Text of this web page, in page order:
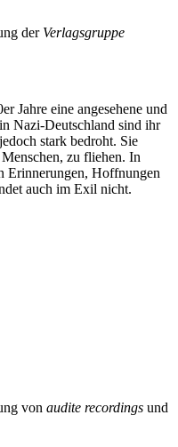
der Verlagsgruppe
Jahre eine angesehene und
Nazi-Deutschland sind ihr
stark bedroht. Sie
zu fliehen. In
Erinnerungen, Hoffnungen
auch im Exil nicht.
von audite recordings und